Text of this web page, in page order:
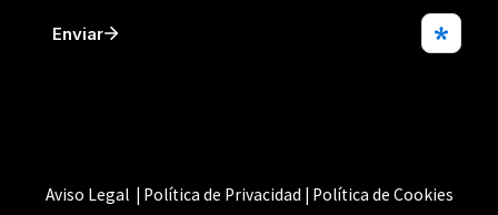
Aviso Legal | Política de Privacidad | Política de Cookies